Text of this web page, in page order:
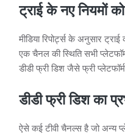
ट्राई के नए नियमों
मीडिया रिपोर्ट्स के अनुसार
एक चैनल की स्थिति सभी
डीडी फ्री डिश जैसे फ्री
डीडी फ्री डिश का
ऐसे कई टीवी चैनल्स है जो अन्य